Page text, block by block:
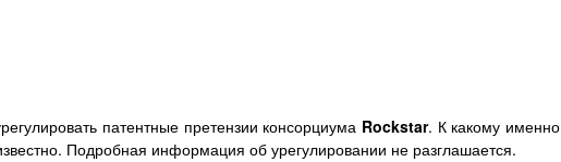
патентные претензии консорциума Rockstar. К какому именно
Подробная информация об урегулировании не разглашается.